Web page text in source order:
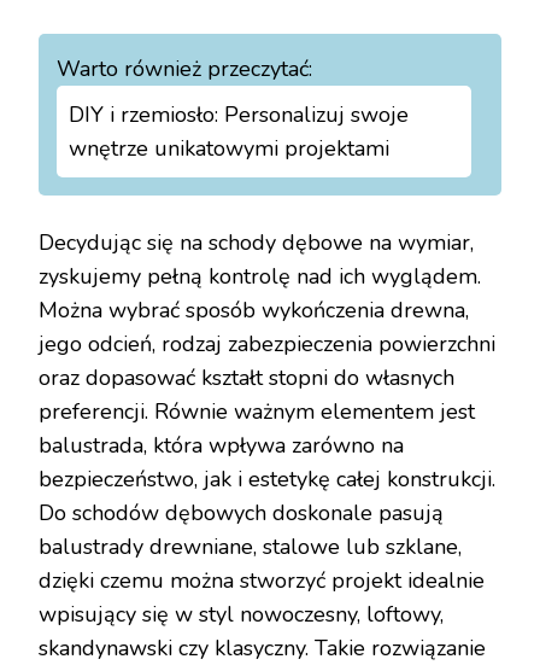
Warto również przeczytać:
DIY i rzemiosło: Personalizuj swoje
wnętrze unikatowymi projektami
Decydując się na schody dębowe na wymiar,
zyskujemy pełną kontrolę nad ich wyglądem.
Można wybrać sposób wykończenia drewna,
jego odcień, rodzaj zabezpieczenia powierzchni
oraz dopasować kształt stopni do własnych
preferencji. Równie ważnym elementem jest
balustrada, która wpływa zarówno na
bezpieczeństwo, jak i estetykę całej konstrukcji.
Do schodów dębowych doskonale pasują
balustrady drewniane, stalowe lub szklane,
dzięki czemu można stworzyć projekt idealnie
wpisujący się w styl nowoczesny, loftowy,
skandynawski czy klasyczny. Takie rozwiązanie